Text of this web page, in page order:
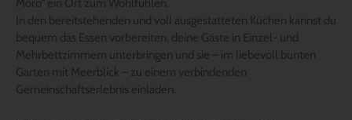
Moro“ ein Ort zum Wohlfühlen.
In den bereitstehenden und voll ausgestatteten Küchen kannst du
bequem das Essen vorbereiten, deine Gäste in Einzel- und
Mehrbettzimmern unterbringen und sie – im liebevoll bunten
Garten mit Meerblick – zu einem verbindenden
Gemeinschaftserlebnis einladen.